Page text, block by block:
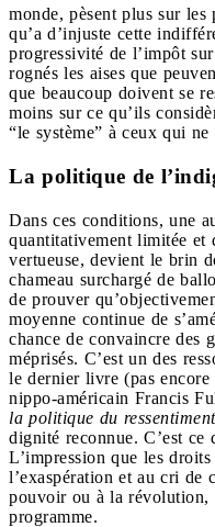
monde, pèsent plus sur les
qu’a d’injuste cette
progressivité de l’impôt
rognés les aises que
que beaucoup doivent se
moins sur ce qu’ils
“le système” à ceux qui
La politique de
Dans ces conditions, une
quantitativement limitée et
vertueuse, devient le brin
chameau surchargé de
de prouver
moyenne continue de
chance de convaincre des
méprisés. C’est un des
le dernier livre (pas
nippo-américain Francis
la politique du ressentiment
dignité reconnue. C’est ce
L’impression que les
l’exaspération et au cri de
pouvoir ou à la révolution,
programme.